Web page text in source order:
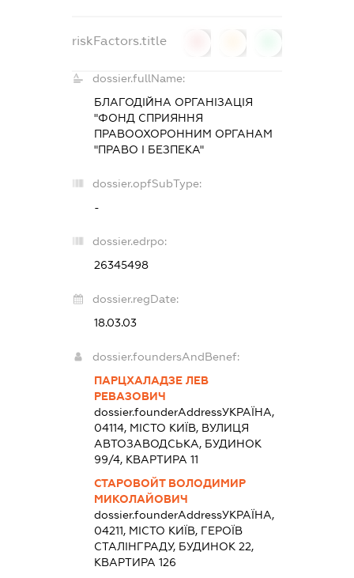
riskFactors.title
dossier.fullName:
БЛАГОДІЙНА ОРГАНІЗАЦІЯ
"ФОНД СПРИЯННЯ
ПРАВООХОРОННИМ ОРГАНАМ
"ПРАВО І БЕЗПЕКА"
dossier.opfSubType:
-
dossier.edrpo:
26345498
dossier.regDate:
18.03.03
dossier.foundersAndBenef:
ПАРЦХАЛАДЗЕ ЛЕВ
РЕВАЗОВИЧ
dossier.founderAddressУКРАЇНА,
04114, МІСТО КИЇВ, ВУЛИЦЯ
АВТОЗАВОДСЬКА, БУДИНОК
99/4, КВАРТИРА 11
СТАРОВОЙТ ВОЛОДИМИР
МИКОЛАЙОВИЧ
dossier.founderAddressУКРАЇНА,
04211, МІСТО КИЇВ, ГЕРОЇВ
СТАЛІНГРАДУ, БУДИНОК 22,
КВАРТИРА 126